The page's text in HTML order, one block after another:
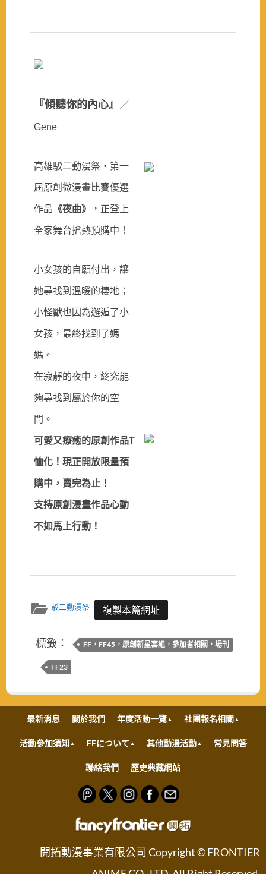
『傾聽你的內心』 ／
Gene
高雄駁二動漫祭‧第一
屆原創微漫畫比賽優選
作品 《夜曲》 ，正登上
全家舞台搶熱預購中！
小女孩的自願付出，讓
她尋找到溫暖的棲地；
小怪獸也因為邂逅了小
女孩，最終找到了媽
媽。
在寂靜的夜中，終究能
夠尋找到屬於你的空
間。
可愛又療癒的原創作品T
恤化！現正開放限量預
購中，賣完為止！
支持原創漫畫作品心動
不如馬上行動！
駁二動漫祭 複製本篇網址
標籤： FF，FF45，原創新星套組，參加者相關，場刊
FF23
最新消息 關於我們 年度活動一覽 社團報名相關
活動參加須知 FFについて 其他動漫活動 常見問答
聯絡我們 歷史典藏網站
開拓動漫事業有限公司 Copyright © FRONTIER